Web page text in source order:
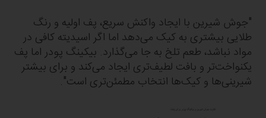
"جوش شیرین با ایجاد واکنش سریع، پف اولیه و رنگ
طلایی بیشتری به کیک می‌دهد اما اگر اسیدیته کافی در
مواد نباشد، طعم تلخ به جا می‌گذارد. بیکینگ پودر اما پف
یکنواخت‌تر و بافت لطیف‌تری ایجاد می‌کند و برای بیشتر
شیرینی‌ها و کیک‌ها انتخاب مطمئن‌تری است".